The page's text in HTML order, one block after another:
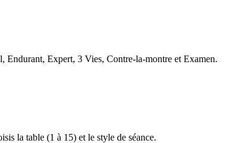
Endurant, Expert, 3 Vies, Contre-la-montre et Examen.
la table (1 à 15) et le style de séance.